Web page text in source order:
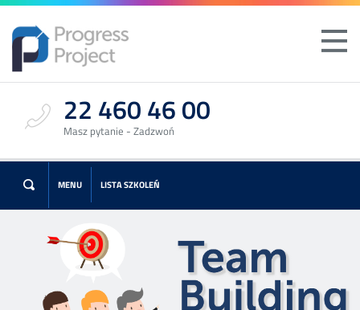
22 460 46 00
Masz pytanie - Zadzwoń
MENU LISTA SZKOLEŃ